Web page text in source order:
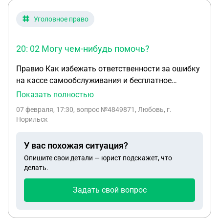
Уголовное право
20: 02 Могу чем-нибудь помочь?
Правио Как избежать ответственности за ошибку
на кассе самообслуживания и бесплатное
получение товаров Главная / Задать вопрос / #
ответственности за использование ошибки на
программы? | Гость, Москва 2023-01-22
Категория: Защита прав потребителей 11 1
Реклама randewoo.ru Ответы юристов (1) Сергеев
Юрист, Москва На сайте: 2502 дня Ответов:
Показать полностью
07 февраля, 17:30, вопрос №4849871, Любовь, г.
Норильск
У вас похожая ситуация?
Опишите свои детали — юрист подскажет, что
делать.
Задать свой вопрос